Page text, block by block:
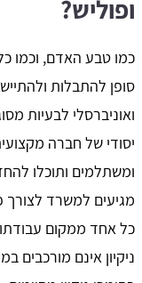
ופוליש?
כמו טבע האדם, וכמו
סופן להתבלות
ואוניברסלי לבעיות
יסודי של חברה
ומשתלמים ותוכלו
מגיעים למשרד לצורך
כל אחד ממקום עבודתו
ניקיון אינם מורכבים